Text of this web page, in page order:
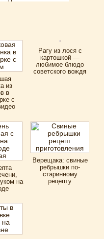
из
в
с
Рагу из лося с
картошкой —
любимое блюдо
советского вождя
на
Верещака: свиные
ребрышки по-
старинному
рецепту